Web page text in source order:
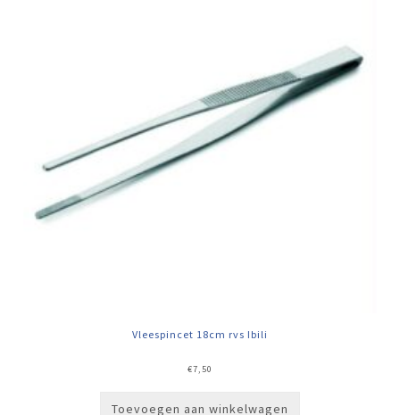
Vleespincet 18cm rvs Ibili
€7,50
Toevoegen aan winkelwagen